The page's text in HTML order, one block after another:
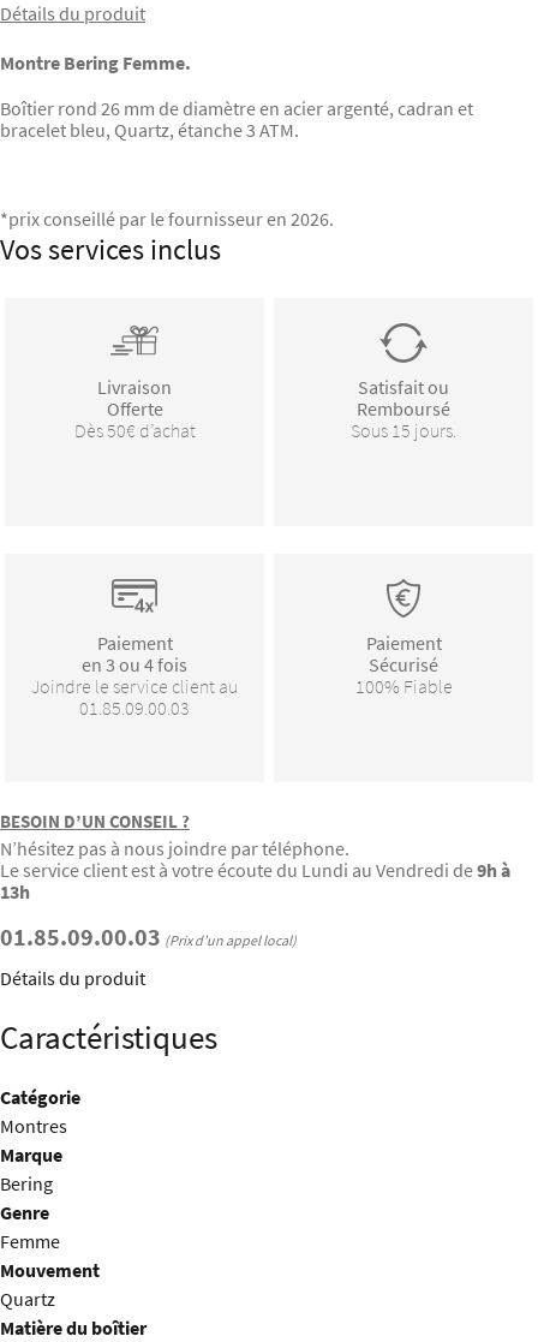
Détails du produit
Montre Bering Femme.
Boîtier rond 26 mm de diamètre en acier argenté, cadran et
bracelet bleu, Quartz, étanche 3 ATM.
*prix conseillé par le fournisseur en 2026.
Vos services inclus
Livraison
Offerte
Dès 50€ d’achat
Satisfait ou
Remboursé
Sous 15 jours.
Paiement
en 3 ou 4 fois
Joindre le service client au
01.85.09.00.03
Paiement
Sécurisé
100% Fiable
BESOIN D’UN CONSEIL ?
N’hésitez pas à nous joindre par téléphone.
Le service client est à votre écoute du Lundi au Vendredi de9h à
13h
01.85.09.00.03 (Prix d’un appel local)
Détails du produit
Caractéristiques
Catégorie
Montres
Marque
Bering
Genre
Femme
Mouvement
Quartz
Matière du boîtier